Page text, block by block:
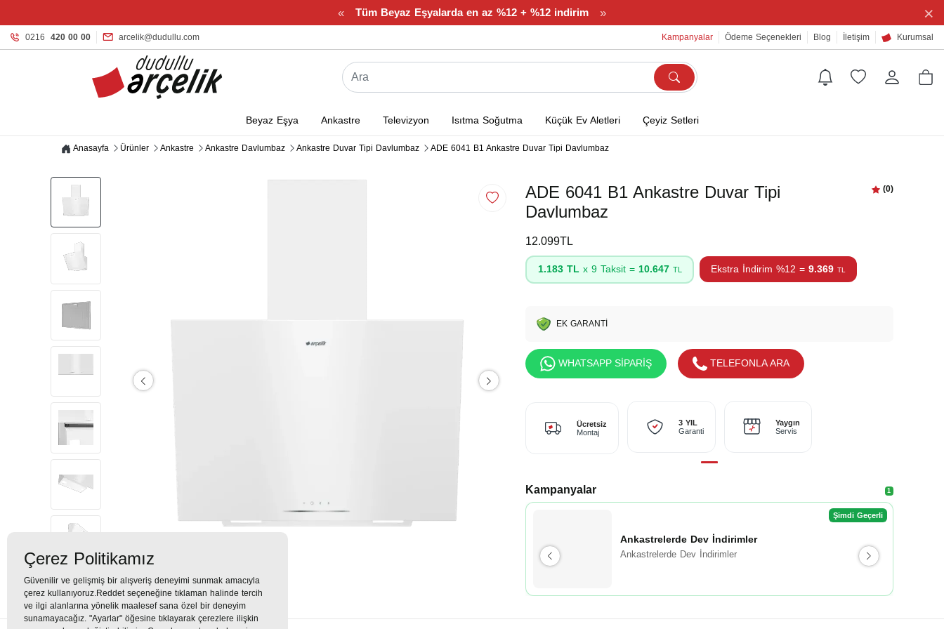
« Tüm Beyaz Eşyalarda en az %12 + %12 indirim » ×
0216 420 00 00 arcelik@dudullu.com Kampanyalar Ödeme Seçenekleri Blog İletişim Kurumsal
Beyaz Eşya Ankastre Televizyon Isıtma Soğutma Küçük Ev Aletleri Çeyiz Setleri
Anasayfa Ürünler Ankastre Ankastre Davlumbaz Ankastre Duvar Tipi Davlumbaz ADE 6041 B1 Ankastre Duvar Tipi Davlumbaz
ADE 6041 B1 Ankastre Duvar Tipi
Davlumbaz
(0)
12.099TL
1.183 TLx 9 Taksit = 10.647 TL Ekstra İndirim %12 = 9.369 TL
EK GARANTİ
WHATSAPP SİPARİŞ TELEFONLA ARA
Ücretsiz
Montaj
3 YIL
Garanti
Yaygın
Servis
Kampanyalar 1
Şimdi Geçerli
Ankastrelerde Dev İndirimler
Ankastrelerde Dev İndirimler
Çerez Politikamız
Güvenilir ve gelişmiş bir alışveriş deneyimi sunmak amacıyla
çerez kullanıyoruz.Reddet seçeneğine tıklaman halinde tercih
ve ilgi alanlarına yönelik maalesef sana özel bir deneyim
sunamayacağız. "Ayarlar" öğesine tıklayarak çerezlere ilişkin